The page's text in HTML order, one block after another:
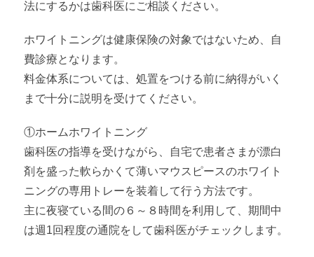
法にするかは歯科医にご相談ください。
ホワイトニングは健康保険の対象ではないため、自
費診療となります。
料金体系については、処置をつける前に納得がいく
まで十分に説明を受けてください。
①ホームホワイトニング
歯科医の指導を受けながら、自宅で患者さまが漂白
剤を盛った軟らかくて薄いマウスピースのホワイト
ニングの専用トレーを装着して行う方法です。
主に夜寝ている間の６～８時間を利用して、期間中
は週1回程度の通院をして歯科医がチェックします。